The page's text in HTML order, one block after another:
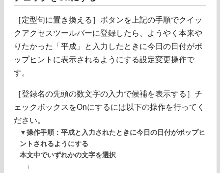
［定型句に置き換える］ボタンを上記の手順でクイッ
クアクセスツールバーに登録したら、ようやく本来や
りたかった「平成」と入力したときに今日の日付がポ
ップヒントに表示されるようにする設定変更操作で
す。
［登録名の先頭の数文字の入力で候補を表示する］チ
ェックボックスをOnにするには以下の操作を行ってく
ださい。
▼操作手順：平成と入力されたときに今日の日付がポップヒ
ントされるようにする
本文中でいずれかの文字を選択
↓